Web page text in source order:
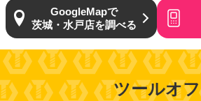
GoogleMapで
茨城・水戸店を調べる
ツールオフ